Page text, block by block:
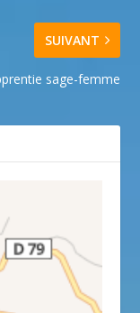
SUIVANT
sage-femme